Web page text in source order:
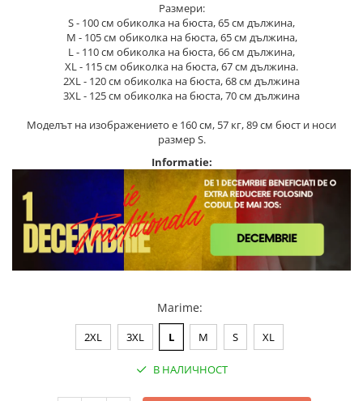
Размери:
S - 100 см обиколка на бюста, 65 см дължина,
M - 105 см обиколка на бюста, 65 см дължина,
L - 110 см обиколка на бюста, 66 см дължина,
XL - 115 см обиколка на бюста, 67 см дължина.
2XL - 120 см обиколка на бюста, 68 см дължина
3XL - 125 см обиколка на бюста, 70 см дължина
Моделът на изображението е 160 см, 57 кг, 89 см бюст и носи
размер S.
Informatie:
Marime:
2XL 3XL L M S XL
В НАЛИЧНОСТ